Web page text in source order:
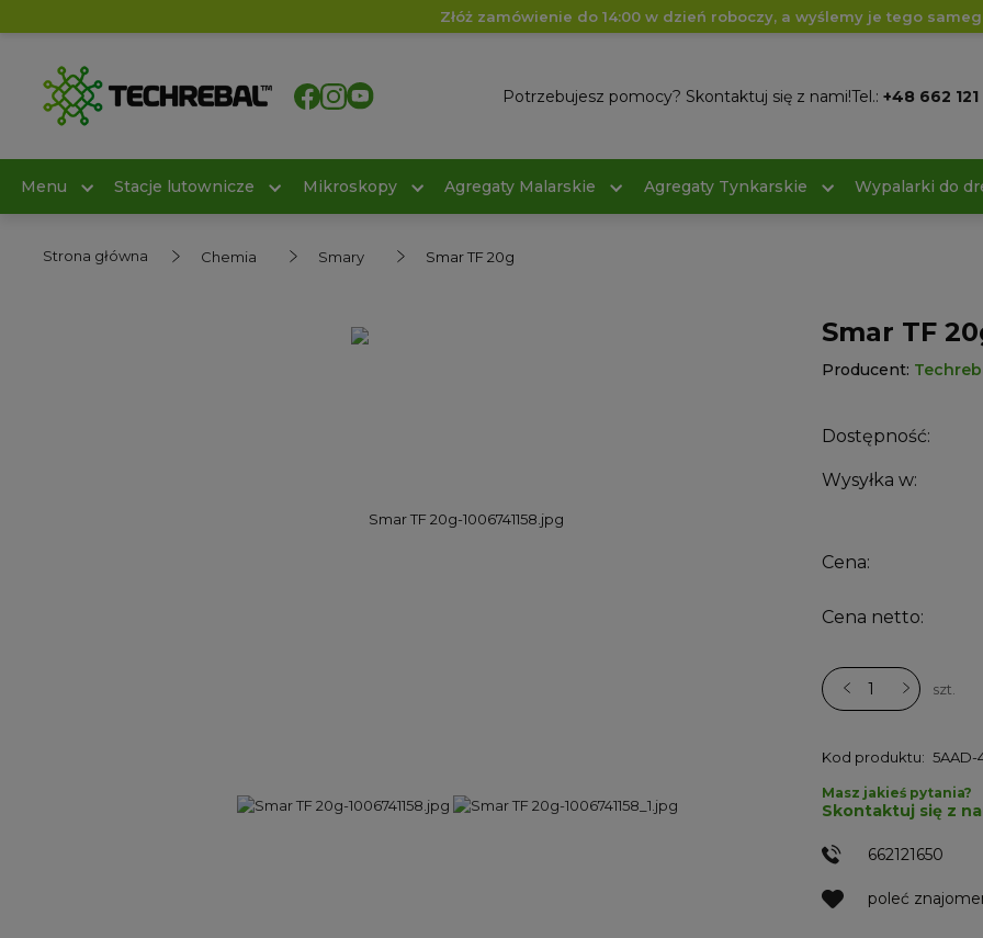
Złóż zamówienie do 14:00 w dzień roboczy, a wyślemy je tego
Potrzebujesz pomocy? Skontaktuj się z nami!Tel.:+48 662
Menu Stacje lutownicze Mikroskopy Agregaty Malarskie Agregaty Tynkarskie Wypalarki do
Strona główna Chemia Smary Smar TF 20g
Smar TF
Producent:
Dostępność:
Wysyłka w:
Cena:
Cena netto:
szt.
Kod produktu: 5AAD-
poleć
Masz jakieś pytania?
Skontaktuj się z
662121650